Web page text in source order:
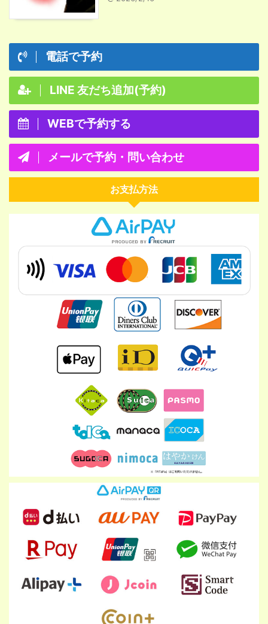
電話で予約
LINE 友だち追加(予約)
WEBで予約する
メールで予約・問い合わせ
お支払方法